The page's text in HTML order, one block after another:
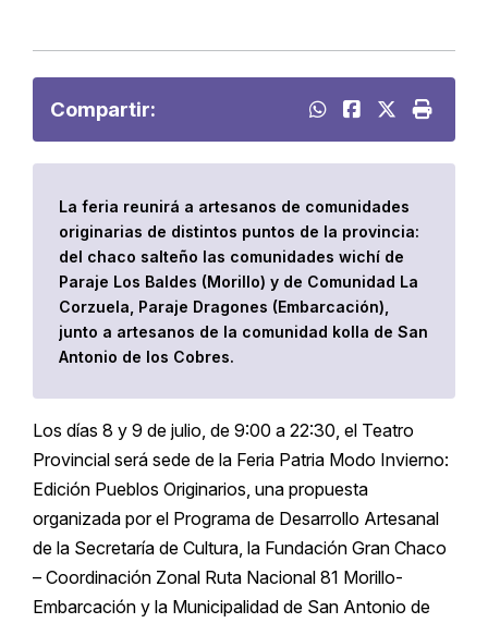
Compartir:
La feria reunirá a artesanos de comunidades
originarias de distintos puntos de la provincia:
del chaco salteño las comunidades wichí de
Paraje Los Baldes (Morillo) y de Comunidad La
Corzuela, Paraje Dragones (Embarcación),
junto a artesanos de la comunidad kolla de San
Antonio de los Cobres.
Los días 8 y 9 de julio, de 9:00 a 22:30, el Teatro
Provincial será sede de la Feria Patria Modo Invierno:
Edición Pueblos Originarios, una propuesta
organizada por el Programa de Desarrollo Artesanal
de la Secretaría de Cultura, la Fundación Gran Chaco
– Coordinación Zonal Ruta Nacional 81 Morillo-
Embarcación y la Municipalidad de San Antonio de